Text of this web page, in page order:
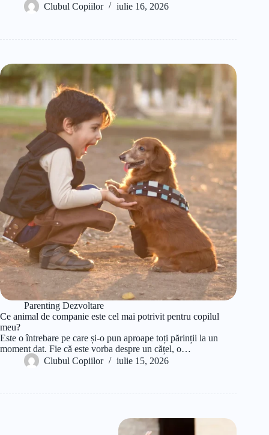
Clubul Copiilor
iulie 16, 2026
Parenting Dezvoltare
Ce animal de companie este cel mai potrivit pentru copilul
meu?
Este o întrebare pe care și-o pun aproape toți părinții la un
moment dat. Fie că este vorba despre un cățel, o…
Clubul Copiilor
iulie 15, 2026